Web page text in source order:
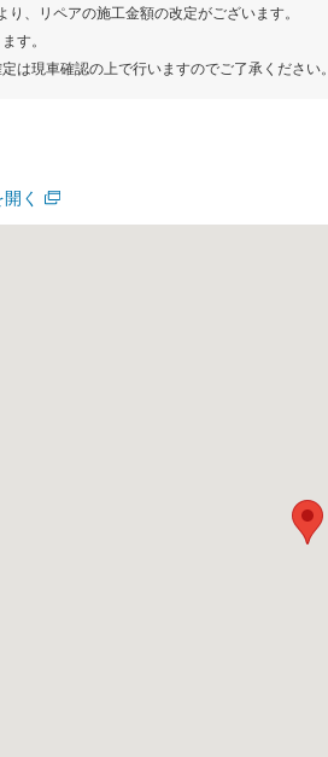
、リペアの施工金額の改定がございます。
す。
は現車確認の上で行いますのでご了承ください。
く